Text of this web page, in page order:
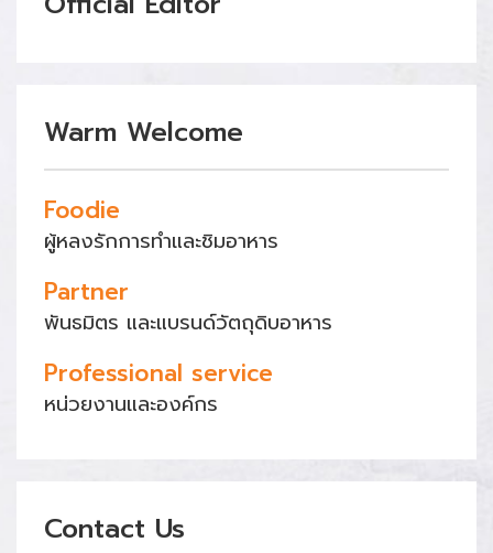
Warm Welcome
Foodie
ผู้หลงรักการทำและชิมอาหาร
Partner
พันธมิตร และแบรนด์วัตถุดิบอาหาร
Professional service
หน่วยงานและองค์กร
Contact Us